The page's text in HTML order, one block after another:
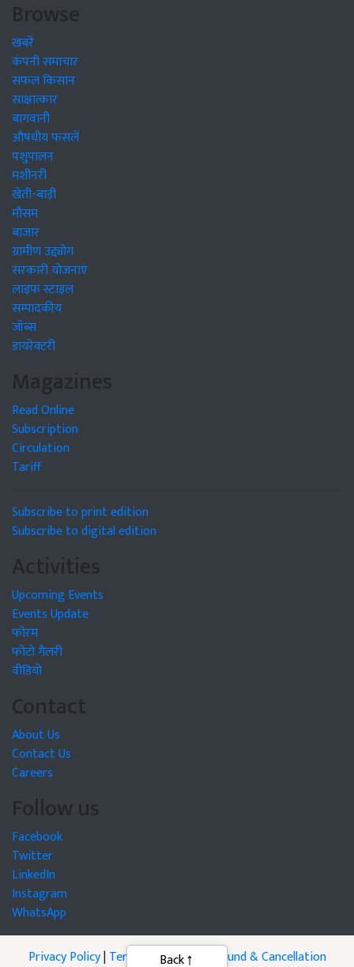
Browse
खबरें
कंपनी समाचार
सफल किसान
साक्षात्कार
बागवानी
औषधीय फसलें
पशुपालन
मशीनरी
खेती-बाड़ी
मौसम
बाजार
ग्रामीण उद्द्योग
सरकारी योजनाएं
लाइफ स्टाइल
सम्पादकीय
जॉब्स
डायरेक्टरी
Magazines
Read Online
Subscription
Circulation
Tariff
Subscribe to print edition
Subscribe to digital edition
Activities
Upcoming Events
Events Update
फोरम
फोटो गैलरी
वीडियो
Contact
About Us
Contact Us
Careers
Follow us
Facebook
Twitter
LinkedIn
Instagram
WhatsApp
Privacy Policy|Terms of Service
Refund & Cancellation
Back